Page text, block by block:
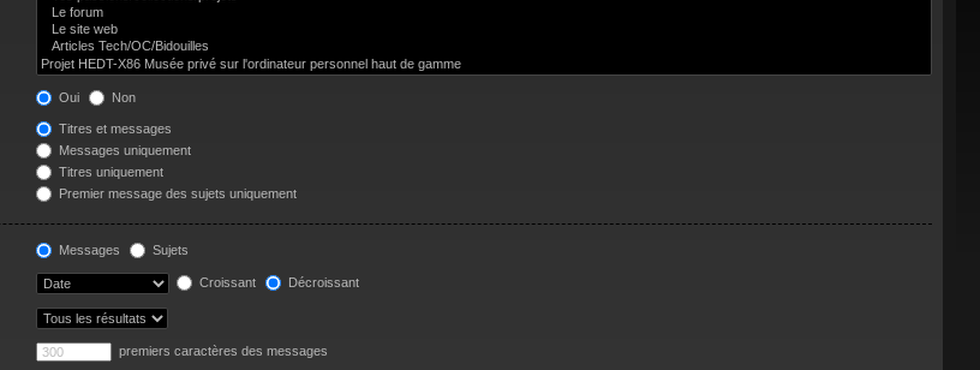
Oui Non
Titres et messages
Messages uniquement
Titres uniquement
Premier message des sujets uniquement
Messages Sujets
Croissant Décroissant
premiers caractères des messages